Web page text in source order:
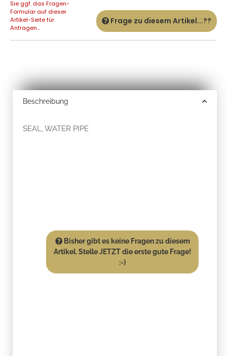
Sie ggf. das Fragen-
Formular auf dieser
Artikel-Seite für
Anfragen...
Frage zu diesem Artikel...??
Beschreibung
SEAL, WATER PIPE
Bisher gibt es keine Fragen zu diesem
Artikel. Stelle JETZT die erste gute Frage!
:-)